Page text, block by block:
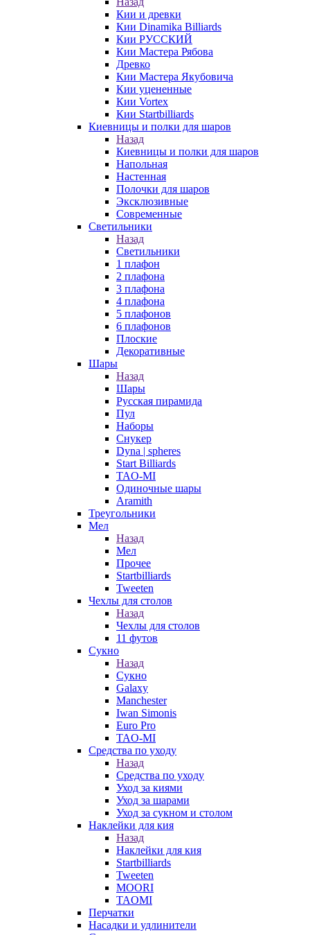
Кии и древки
Кии Dinamika Billiards
Кии РУССКИЙ
Кии Мастера Рябова
Древко
Кии Мастера Якубовича
Кии уцененные
Кии Vortex
Кии Startbilliards
Киевницы и полки для шаров
Назад
Киевницы и полки для шаров
Напольная
Настенная
Полочки для шаров
Эксклюзивные
Современные
Светильники
Назад
Светильники
1 плафон
2 плафона
3 плафона
4 плафона
5 плафонов
6 плафонов
Плоские
Декоративные
Шары
Назад
Шары
Русская пирамида
Пул
Наборы
Снукер
Dyna | spheres
Start Billiards
TAO-MI
Одиночные шары
Aramith
Треугольники
Мел
Назад
Мел
Прочее
Startbilliards
Tweeten
Чехлы для столов
Назад
Чехлы для столов
11 футов
Сукно
Назад
Сукно
Galaxy
Manchester
Iwan Simonis
Euro Pro
TAO-MI
Средства по уходу
Назад
Средства по уходу
Уход за киями
Уход за шарами
Уход за сукном и столом
Наклейки для кия
Назад
Наклейки для кия
Startbilliards
Tweeten
MOORI
TAOMI
Перчатки
Насадки и удлинители